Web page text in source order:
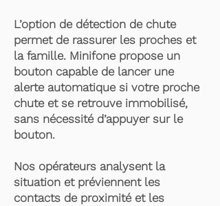
L’option de détection de chute
permet de rassurer les proches et
la famille. Minifone propose un
bouton capable de lancer une
alerte automatique si votre proche
chute et se retrouve immobilisé,
sans nécessité d’appuyer sur le
bouton.
Nos opérateurs analysent la
situation et préviennent les
contacts de proximité et les